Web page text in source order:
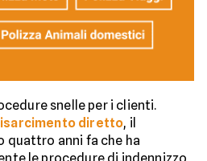
snelle per i clienti.
diretto, il
anni fa che ha